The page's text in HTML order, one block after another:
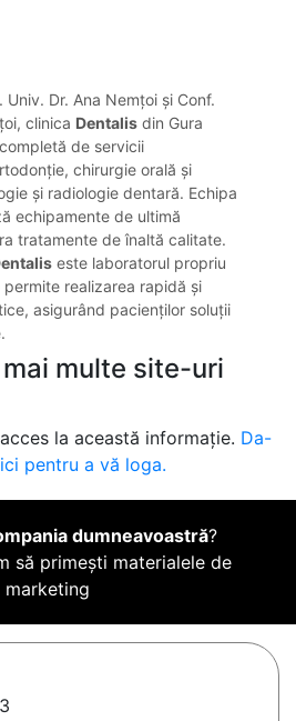
Dr. Ana Nemțoi și Conf.
clinica Dentalis din Gura
de servicii
chirurgie orală și
și radiologie dentară. Echipa
echipamente de ultimă
tratamente de înaltă calitate.
este laboratorul propriu
realizarea rapidă și
asigurând pacienților soluții
multe site-uri
la această informație. Da-
pentru a vă loga.
dumneavoastră?
să primești materialele de
marketing